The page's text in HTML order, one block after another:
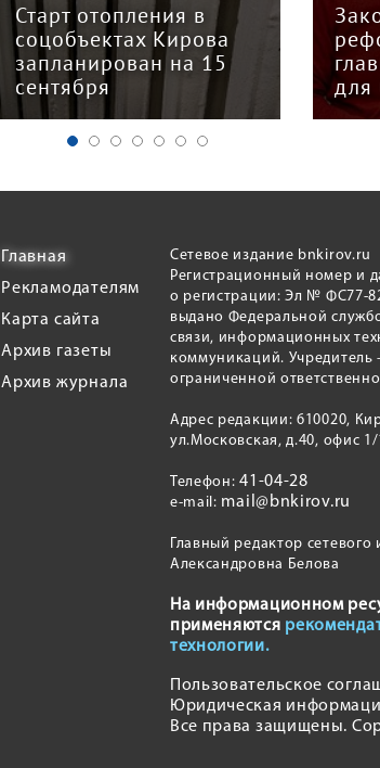
Старт отопления в
соцобъектах Кирова
запланирован на 15
сентября
для
Главная
Рекламодателям
Карта сайта
Архив газеты
Архив журнала
Сетевое издание bnkirov.ru
Регистрационный номер и
о регистрации: Эл № ФС77-
выдано Федеральной
связи, информационных
коммуникаций.
ограниченной
Адрес редакции: 610020,
ул.Московская, д.40, офис 1/
Телефон:41-04-28
e-mail: mail@bnkirov.ru
Главный редактор сетевого
Александровна Белова
На информационном
применяются
технологии.
Пользовательское
Юридическая
Все права защищены.